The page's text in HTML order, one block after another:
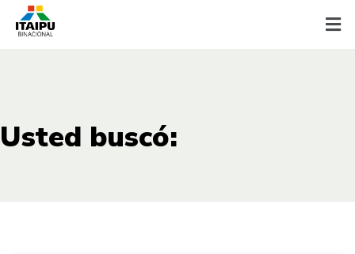
Usted buscó: